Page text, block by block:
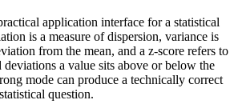
application interface for a statistical
is a measure of dispersion, variance is
from the mean, and a z-score refers to
deviations a value sits above or below the
mode can produce a technically correct
question.